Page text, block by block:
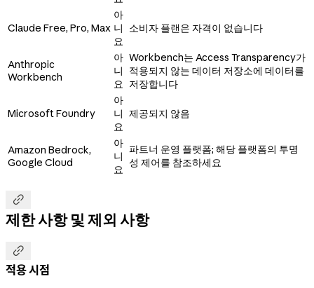
Claude Free, Pro, Max
아
니
요
소비자 플랜은 자격이 없습니다
Anthropic
Workbench
아
니
요
Workbench는 Access Transparency가
적용되지 않는 데이터 저장소에 데이터를
저장합니다
Microsoft Foundry
아
니
요
제공되지 않음
Amazon Bedrock,
Google Cloud
아
니
요
파트너 운영 플랫폼; 해당 플랫폼의 투명
성 제어를 참조하세요

제한 사항 및 제외 사항

적용 시점